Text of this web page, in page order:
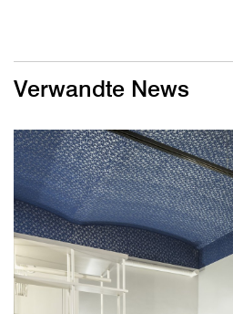
Verwandte News